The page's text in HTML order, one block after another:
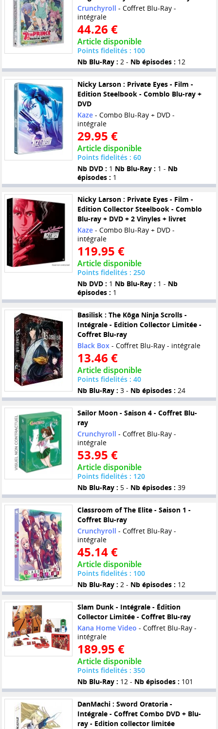
Crunchyroll - Coffret Blu-Ray -
intégrale
44.26 €
Article disponible
Points fidelités : 100
Nb Blu-Ray : 2 - Nb épisodes : 12
Nicky Larson : Private Eyes - Film -
Edition Steelbook - Comblo Blu-ray +
DVD
Kaze- Combo Blu-Ray + DVD -
intégrale
29.95 €
Article disponible
Points fidelités : 60
Nb DVD : 1 Nb Blu-Ray : 1 - Nb
épisodes : 1
Nicky Larson : Private Eyes - Film -
Edition Collector Steelbook - Comblo
Blu-ray + DVD + 2 Vinyles + livret
Kaze- Combo Blu-Ray + DVD -
intégrale
119.95 €
Article disponible
Points fidelités : 250
Nb DVD : 1 Nb Blu-Ray : 1 - Nb
épisodes : 1
Basilisk : The Kôga Ninja Scrolls -
Intégrale - Edition Collector Limitée -
Coffret Blu-ray
Black Box- Coffret Blu-Ray - intégrale
13.46 €
Article disponible
Points fidelités : 40
Nb Blu-Ray : 3 - Nb épisodes : 24
Sailor Moon - Saison 4 - Coffret Blu-
ray
Crunchyroll - Coffret Blu-Ray -
intégrale
53.95 €
Article disponible
Points fidelités : 120
Nb Blu-Ray : 5 - Nb épisodes : 39
Classroom of The Elite - Saison 1 -
Coffret Blu-ray
Crunchyroll - Coffret Blu-Ray -
intégrale
45.14 €
Article disponible
Points fidelités : 100
Nb Blu-Ray : 2 - Nb épisodes : 12
Slam Dunk - Intégrale - Édition
Collector Limitée - Coffret Blu-ray
Kana Home Video - Coffret Blu-Ray -
intégrale
189.95 €
Article disponible
Points fidelités : 350
Nb Blu-Ray : 12 - Nb épisodes : 101
DanMachi : Sword Oratoria -
Intégrale - Coffret Combo DVD + Blu-
ray - Edition collector limitée